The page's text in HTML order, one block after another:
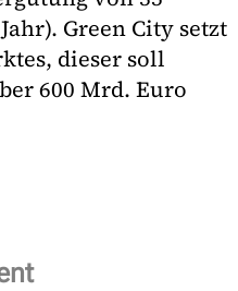
Green City setzt
dieser soll
600 Mrd. Euro